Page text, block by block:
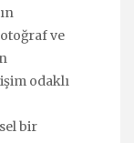
ve
odaklı
bir